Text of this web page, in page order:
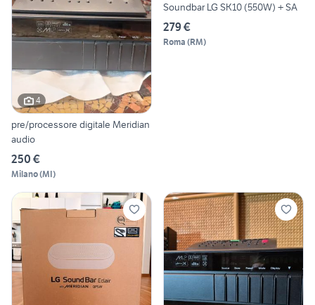
4
pre/processore digitale Meridian
audio
250 €
Milano(MI)
Soundbar LG SK10 (550W) + SA
279 €
Roma (RM)